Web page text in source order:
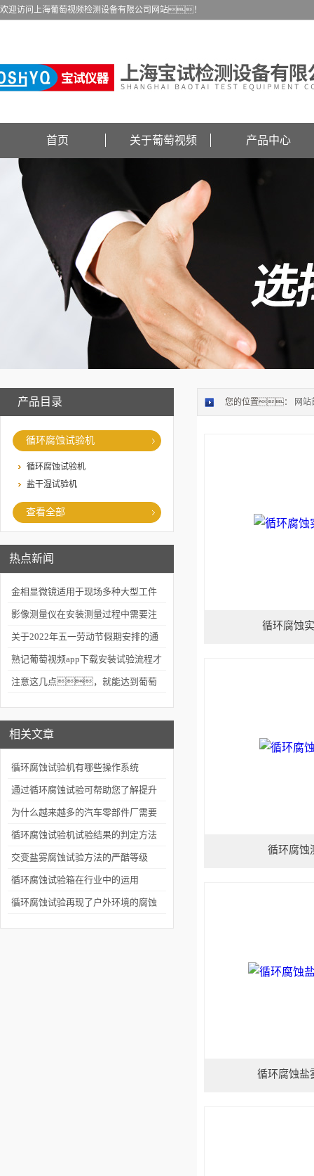
欢迎访问上海葡萄视频检测设备有限公司网站！
首页 关于葡萄视频 产品中心
产品目录
循环腐蚀试验机
循环腐蚀试验机
盐干湿试验机
查看全部
热点新闻
金相显微镜适用于现场多种大型工件
的金相检查
影像测量仪在安装测量过程中需要注
意什么
关于2022年五一劳动节假期安排的通
知
熟记葡萄视频app下载安装试验流程才
能正确使用
注意这几点，就能达到葡萄
相关文章
循环腐蚀试验机有哪些操作系统
通过循环腐蚀试验可帮助您了解提升
产品
为什么越来越多的汽车零部件厂需要
循环腐蚀试验机
循环腐蚀试验机试验结果的判定方法
有哪些
交变盐雾腐蚀试验方法的严酷等级
循环腐蚀试验箱在行业中的运用
循环腐蚀试验再现了户外环境的腐蚀
您的位置： 网站
循环腐蚀
循环腐蚀
循环腐蚀盐